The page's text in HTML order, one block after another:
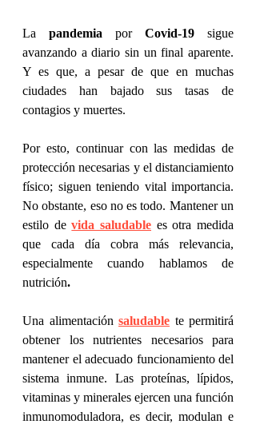
La pandemia por Covid-19 sigue
avanzando a diario sin un final aparente.
Y es que, a pesar de que en muchas
ciudades han bajado sus tasas de
contagios y muertes.
Por esto, continuar con las medidas de
protección necesarias y el distanciamiento
físico; siguen teniendo vital importancia.
No obstante, eso no es todo. Mantener un
estilo de vida saludable es otra medida
que cada día cobra más relevancia,
especialmente cuando hablamos de
nutrición.
Una alimentación saludable te permitirá
obtener los nutrientes necesarios para
mantener el adecuado funcionamiento del
sistema inmune. Las proteínas, lípidos,
vitaminas y minerales ejercen una función
inmunomoduladora, es decir, modulan e